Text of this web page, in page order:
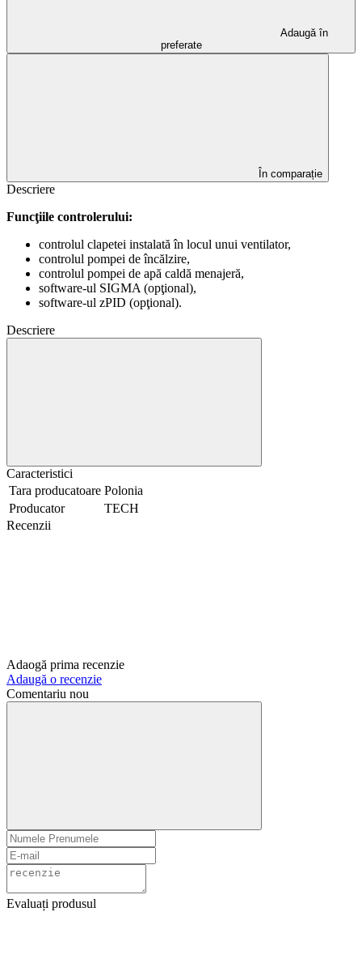
Adaugă în
preferate
În comparație
Descriere
Funcţiile controlerului:
controlul clapetei instalată în locul unui ventilator,
controlul pompei de încălzire,
controlul pompei de apă caldă menajeră,
software-ul SIGMA (opţional),
software-ul zPID (opţional).
Descriere
Caracteristici
Tara producatoare Polonia
Producator
TECH
Recenzii
Adaogă prima recenzie
Adaugă o recenzie
Comentariu nou
Evaluați produsul